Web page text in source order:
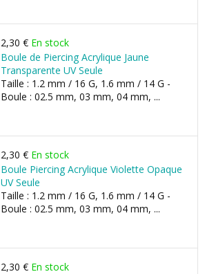
2,30 € En stock
Boule de Piercing Acrylique Jaune
Transparente UV Seule
Taille : 1.2 mm / 16 G, 1.6 mm / 14 G -
Boule : 02.5 mm, 03 mm, 04 mm, ...
2,30 € En stock
Boule Piercing Acrylique Violette Opaque
UV Seule
Taille : 1.2 mm / 16 G, 1.6 mm / 14 G -
Boule : 02.5 mm, 03 mm, 04 mm, ...
2,30 € En stock